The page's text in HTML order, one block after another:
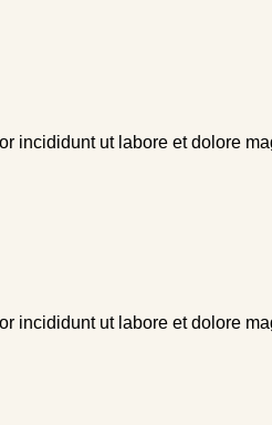
incididunt ut labore et dolore
incididunt ut labore et dolore